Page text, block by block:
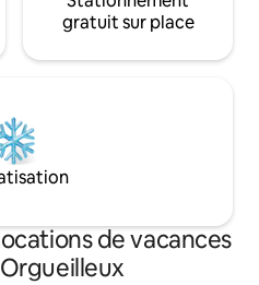
gratuit sur place
de vacances